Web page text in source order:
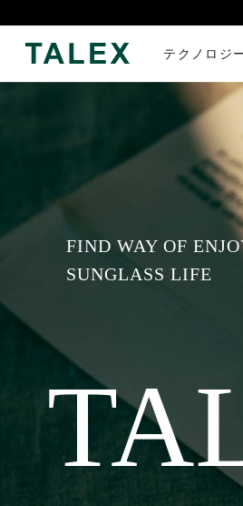
テクノロジ
FIND WAY OF
SUNGLASS LIFE